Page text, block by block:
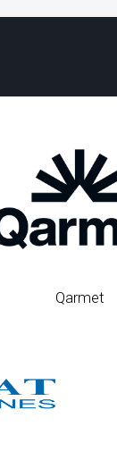
Qarmet